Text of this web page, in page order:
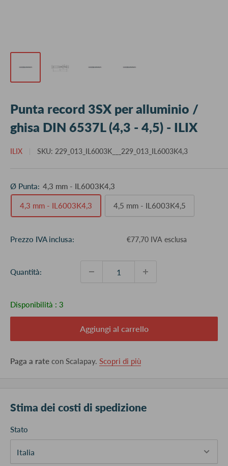
Punta record 3SX per alluminio /
ghisa DIN 6537L (4,3 - 4,5) - ILIX
ILIX SKU: 229_013_IL6003K___229_013_IL6003K4,3
Ø Punta: 4,3 mm - IL6003K4,3
4,3 mm - IL6003K4,3 4,5 mm - IL6003K4,5
Prezzo IVA inclusa: €77,70 IVA esclusa
Quantità:
Disponibilità : 3
Aggiungi al carrello
Paga a rate con Scalapay. Scopri di più
Stima dei costi di spedizione
Stato